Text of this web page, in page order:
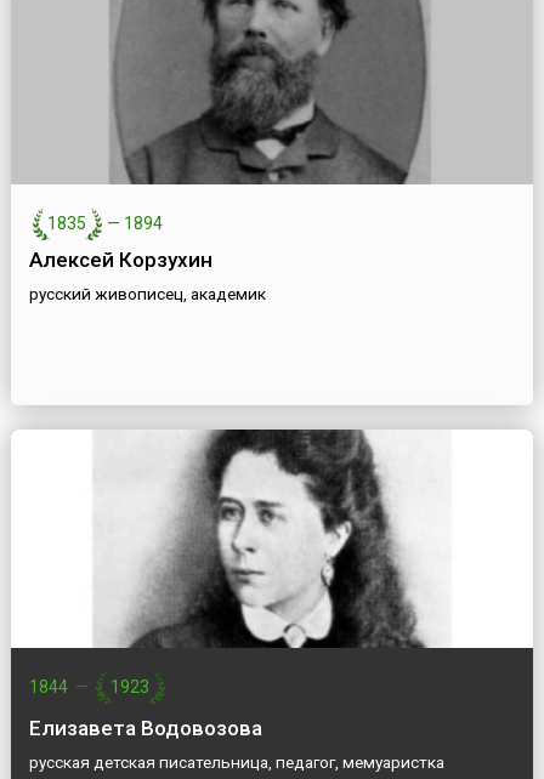
1835 — 1894
Алексей Корзухин
русский живописец, академик
1844 — 1923
Елизавета Водовозова
русская детская писательница, педагог, мемуаристка